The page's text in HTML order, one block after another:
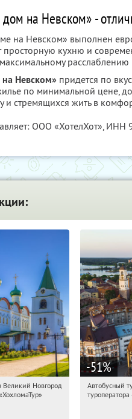
на Невском» -
на Невском» выполнен
просторную кухню и
Невском» придется по
по минимальной цене, до
и стремящихся жить в
ООО «ХотелХот», ИНН
Купили:2
Великий Новгород
-51%
10:36:54
Автобусный